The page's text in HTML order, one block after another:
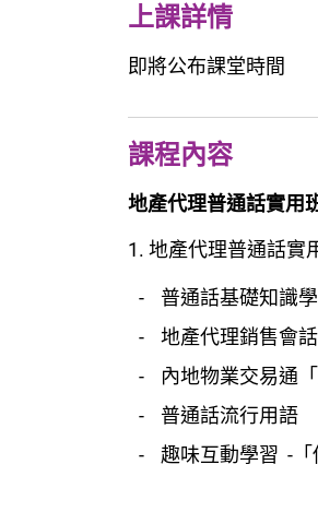
上課詳情
即將公布課堂時間
課程內容
地產代理普通話實用
1. 地產代理普通話實
普通話基礎知識
地產代理銷售會
內地物業交易通
普通話流行用語
趣味互動學習 -